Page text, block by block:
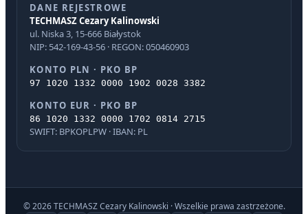
DANE REJESTROWE
TECHMASZ Cezary Kalinowski
ul. Niska 3, 15-666 Białystok
NIP: 542-169-43-56 · REGON: 050460903
KONTO PLN · PKO BP
97 1020 1332 0000 1902 0028 3382
KONTO EUR · PKO BP
86 1020 1332 0000 1702 0814 2715
SWIFT: BPKOPLPW · IBAN: PL
© 2026 TECHMASZ Cezary Kalinowski · Wszelkie prawa zastrzeżone.